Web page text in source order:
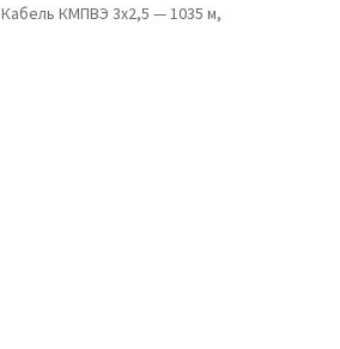
Кабель КМПВЭ 3х2,5 — 1035 м,